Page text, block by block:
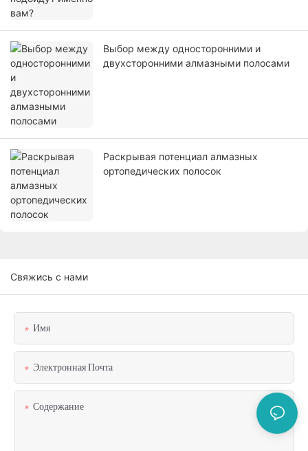
Выбор между односторонними и
двухсторонними алмазными полосами
Раскрывая потенциал алмазных
ортопедических полосок
Свяжись с нами
Имя
Электронная Почта
Содержание